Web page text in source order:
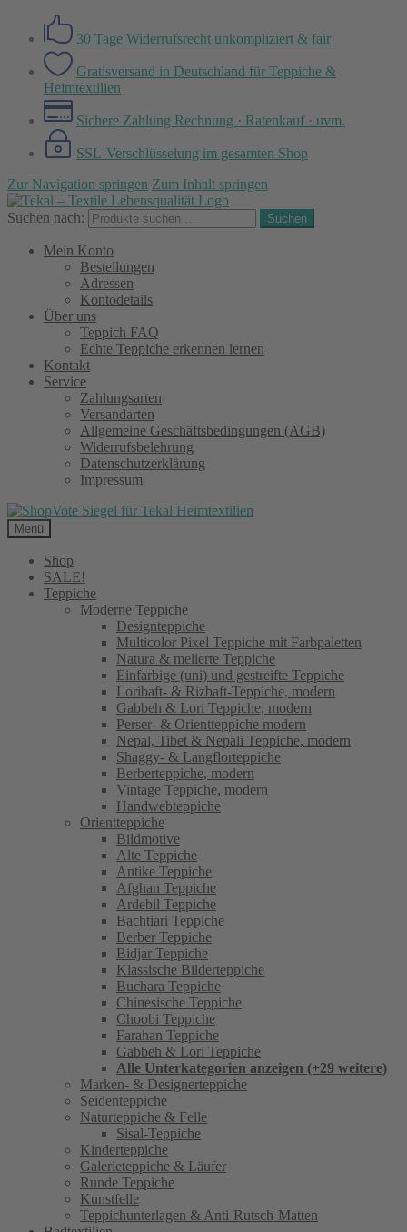
30 Tage Widerrufsrecht unkompliziert & fair
Gratisversand in Deutschland für Teppiche &
Heimtextilien
Sichere Zahlung Rechnung · Ratenkauf · uvm.
SSL-Verschlüsselung im gesamten Shop
Zur Navigation springen Zum Inhalt springen
Suchen nach: Suchen
Mein Konto
Bestellungen
Adressen
Kontodetails
Über uns
Teppich FAQ
Echte Teppiche erkennen lernen
Kontakt
Service
Zahlungsarten
Versandarten
Allgemeine Geschäftsbedingungen (AGB)
Widerrufsbelehrung
Datenschutzerklärung
Impressum
Menü
Shop
SALE!
Teppiche
Moderne Teppiche
Designteppiche
Multicolor Pixel Teppiche mit Farbpaletten
Natura & melierte Teppiche
Einfarbige (uni) und gestreifte Teppiche
Loribaft- & Rizbaft-Teppiche, modern
Gabbeh & Lori Teppiche, modern
Perser- & Orientteppiche modern
Nepal, Tibet & Nepali Teppiche, modern
Shaggy- & Langflorteppiche
Berberteppiche, modern
Vintage Teppiche, modern
Handwebteppiche
Orientteppiche
Bildmotive
Alte Teppiche
Antike Teppiche
Afghan Teppiche
Ardebil Teppiche
Bachtiari Teppiche
Berber Teppiche
Bidjar Teppiche
Klassische Bilderteppiche
Buchara Teppiche
Chinesische Teppiche
Choobi Teppiche
Farahan Teppiche
Gabbeh & Lori Teppiche
Alle Unterkategorien anzeigen (+29 weitere)
Marken- & Designerteppiche
Seidenteppiche
Naturteppiche & Felle
Sisal-Teppiche
Kinderteppiche
Galerieteppiche & Läufer
Runde Teppiche
Kunstfelle
Teppichunterlagen & Anti-Rutsch-Matten